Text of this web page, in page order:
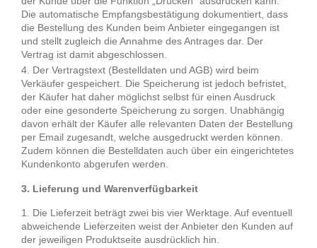
Die automatische Empfangsbestätigung dokumentiert, dass
die Bestellung des Kunden beim Anbieter eingegangen ist
und stellt zugleich die Annahme des Antrages dar. Der
Vertrag ist damit abgeschlossen.
Der Vertragstext (Bestelldaten und AGB) wird beim
Verkäufer gespeichert. Die Speicherung ist jedoch befristet,
der Käufer hat daher möglichst selbst für einen Ausdruck
oder eine gesonderte Speicherung zu sorgen. Unabhängig
davon erhält der Käufer alle relevanten Daten der Bestellung
per Email zugesandt, welche ausgedruckt werden können.
Zudem können die Bestelldaten auch über ein eingerichtetes
Kundenkonto abgerufen werden.
3. Lieferung und Warenverfügbarkeit
Die Lieferzeit beträgt zwei bis vier Werktage. Auf eventuell
abweichende Lieferzeiten weist der Anbieter den Kunden auf
der jeweiligen Produktseite ausdrücklich hin.